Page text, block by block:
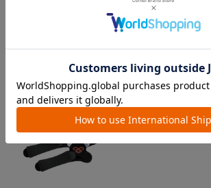
CHECKED ITEM
最近見た商品